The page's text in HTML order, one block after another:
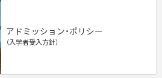
アドミッション・ポリシー
（入学者受入方針）